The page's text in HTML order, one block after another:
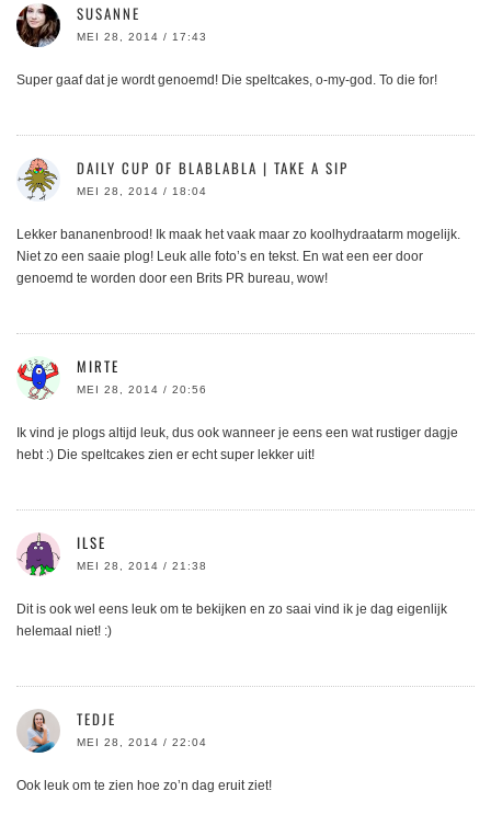
SUSANNE
MEI 28, 2014 / 17:43
Super gaaf dat je wordt genoemd! Die speltcakes, o-my-god. To die for!
DAILY CUP OF BLABLABLA | TAKE A SIP
MEI 28, 2014 / 18:04
Lekker bananenbrood! Ik maak het vaak maar zo koolhydraatarm mogelijk.
Niet zo een saaie plog! Leuk alle foto’s en tekst. En wat een eer door
genoemd te worden door een Brits PR bureau, wow!
MIRTE
MEI 28, 2014 / 20:56
Ik vind je plogs altijd leuk, dus ook wanneer je eens een wat rustiger dagje
hebt :) Die speltcakes zien er echt super lekker uit!
ILSE
MEI 28, 2014 / 21:38
Dit is ook wel eens leuk om te bekijken en zo saai vind ik je dag eigenlijk
helemaal niet! :)
TEDJE
MEI 28, 2014 / 22:04
Ook leuk om te zien hoe zo’n dag eruit ziet!